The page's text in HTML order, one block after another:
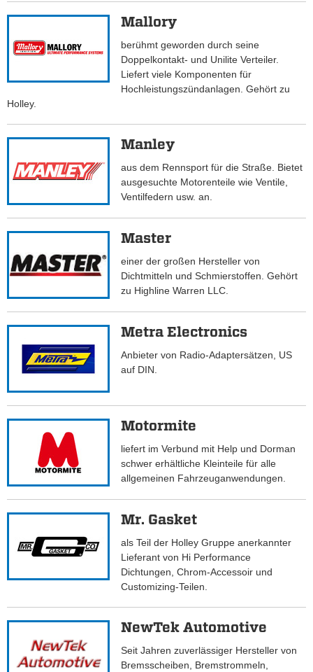
Mallory
berühmt geworden durch seine
Doppelkontakt- und Unilite Verteiler.
Liefert viele Komponenten für
Hochleistungszündanlagen. Gehört zu
Holley.
Manley
aus dem Rennsport für die Straße. Bietet
ausgesuchte Motorenteile wie Ventile,
Ventilfedern usw. an.
Master
einer der großen Hersteller von
Dichtmitteln und Schmierstoffen. Gehört
zu Highline Warren LLC.
Metra Electronics
Anbieter von Radio-Adaptersätzen, US
auf DIN.
Motormite
liefert im Verbund mit Help und Dorman
schwer erhältliche Kleinteile für alle
allgemeinen Fahrzeuganwendungen.
Mr. Gasket
als Teil der Holley Gruppe anerkannter
Lieferant von Hi Performance
Dichtungen, Chrom-Accessoir und
Customizing-Teilen.
NewTek Automotive
Seit Jahren zuverlässiger Hersteller von
Bremsscheiben, Bremstrommeln,